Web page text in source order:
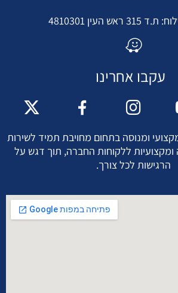
העין 4810301
עקבו אחרינו
ומנוסה בתחום מחויבת תמיד לשירות
ומקצועיות ללקוחות החברה, תוך דגש על
הרגישות לכל צורך.